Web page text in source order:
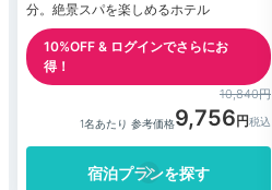
分。絶景スパを楽しめるホテル
10%OFF & ログインでさらにお
得！
10,840円
1名あたり 参考価格9,756
宿泊プランを探す